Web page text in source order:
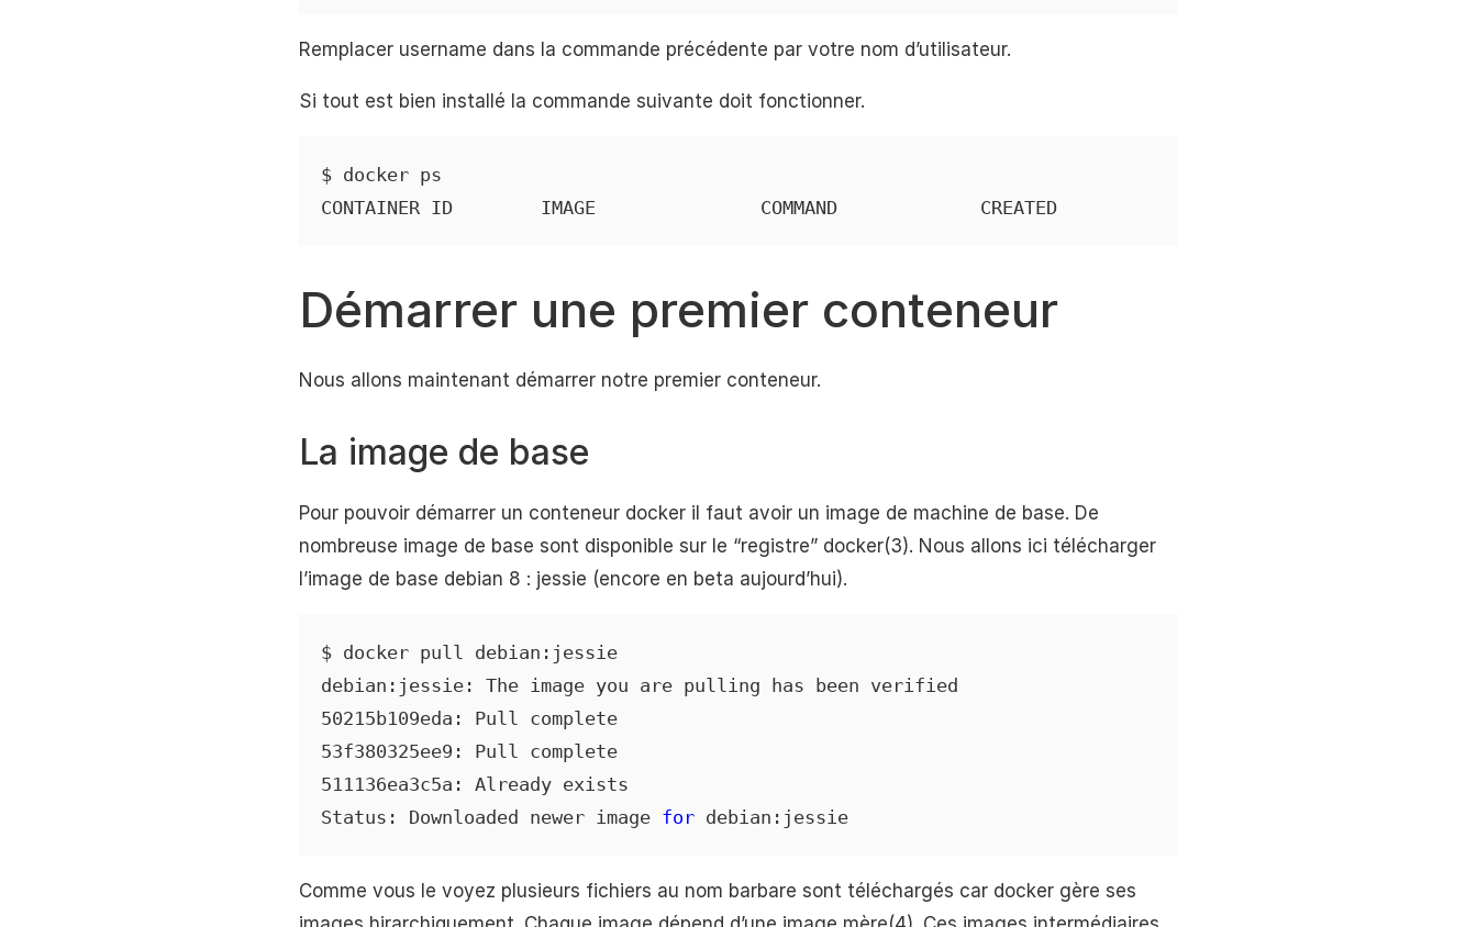
Remplacer username dans la commande précédente par votre nom d’utilisateur.
Si tout est bien installé la commande suivante doit fonctionner.
$ docker ps
CONTAINER ID        IMAGE               COMMAND             CREATED             STATUS
Démarrer une premier conteneur
Nous allons maintenant démarrer notre premier conteneur.
La image de base
Pour pouvoir démarrer un conteneur docker il faut avoir un image de machine de base. De
nombreuse image de base sont disponible sur le “registre” docker(3). Nous allons ici télécharger
l’image de base debian 8 : jessie (encore en beta aujourd’hui).
$ docker pull debian:jessie
debian:jessie: The image you are pulling has been verified
50215b109eda: Pull complete
53f380325ee9: Pull complete
511136ea3c5a: Already exists
Status: Downloaded newer image for debian:jessie
Comme vous le voyez plusieurs fichiers au nom barbare sont téléchargés car docker gère ses